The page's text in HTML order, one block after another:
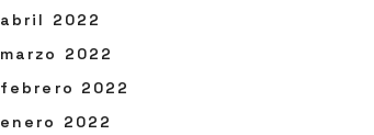
abril 2022
marzo 2022
febrero 2022
enero 2022